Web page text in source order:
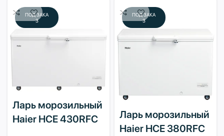
ПОД ЗАКА
З
Ларь морозильный
Haier HCE 430RFC
ПОД ЗАКА
З
Ларь морозильный
Haier HCE 380RFC